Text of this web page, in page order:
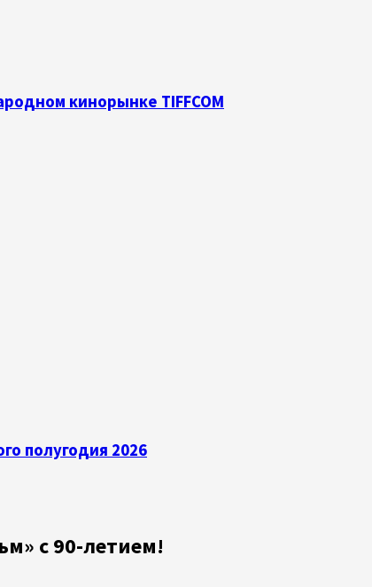
кинорынке TIFFCOM
полугодия 2026
с 90-летием!